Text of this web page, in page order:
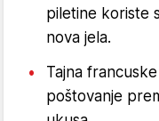
piletine koriste
nova jela.
Tajna
poštovanje